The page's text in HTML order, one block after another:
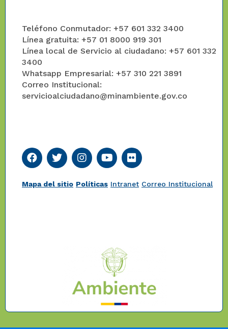
Teléfono Conmutador: +57 601 332 3400
Línea gratuita: +57 01 8000 919 301
Línea local de Servicio al ciudadano: +57 601 332
3400
Whatsapp Empresarial: +57 310 221 3891
Correo Institucional:
servicioalciudadano@minambiente.gov.co
Mapa del sitio Políticas Intranet Correo Institucional